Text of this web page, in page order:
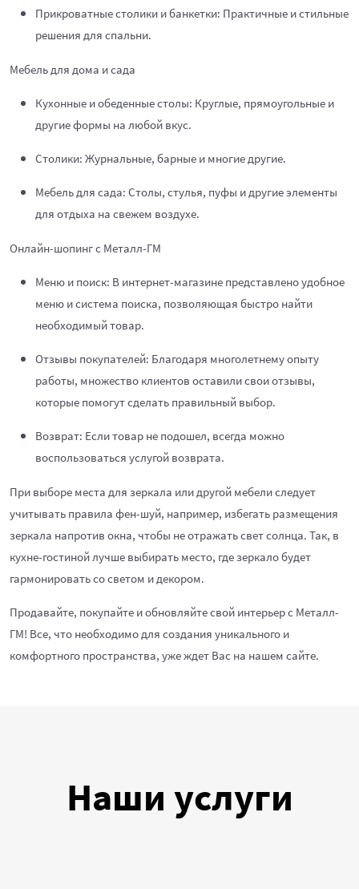
Прикроватные столики и банкетки: Практичные и стильные
решения для спальни.
Мебель для дома и сада
Кухонные и обеденные столы: Круглые, прямоугольные и
другие формы на любой вкус.
Столики: Журнальные, барные и многие другие.
Мебель для сада: Столы, стулья, пуфы и другие элементы
для отдыха на свежем воздухе.
Онлайн-шопинг с Металл-ГМ
Меню и поиск: В интернет-магазине представлено удобное
меню и система поиска, позволяющая быстро найти
необходимый товар.
Отзывы покупателей: Благодаря многолетнему опыту
работы, множество клиентов оставили свои отзывы,
которые помогут сделать правильный выбор.
Возврат: Если товар не подошел, всегда можно
воспользоваться услугой возврата.
При выборе места для зеркала или другой мебели следует
учитывать правила фен-шуй, например, избегать размещения
зеркала напротив окна, чтобы не отражать свет солнца. Так, в
кухне-гостиной лучше выбирать место, где зеркало будет
гармонировать со светом и декором.
Продавайте, покупайте и обновляйте свой интерьер с Металл-
ГМ! Все, что необходимо для создания уникального и
комфортного пространства, уже ждет Вас на нашем сайте.
Наши услуги